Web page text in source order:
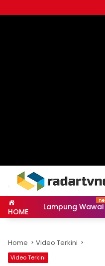
to
HOME Lampung Wawai
Home Video Terkini
Video Terkini